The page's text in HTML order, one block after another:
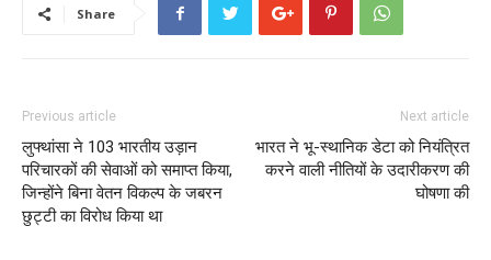
Share
Previous article
लुफ्थांसा ने 103 भारतीय उड़ान
परिचारकों की सेवाओं को समाप्त किया,
जिन्होंने बिना वेतन विकल्प के जबरन
छुट्टी का विरोध किया था
Next article
भारत ने भू-स्थानिक डेटा को नियंत्रित
करने वाली नीतियों के उदारीकरण की
घोषणा की